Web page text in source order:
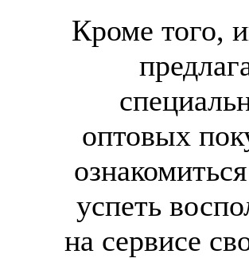
Кроме того,
оптовых
успеть
на сервисе